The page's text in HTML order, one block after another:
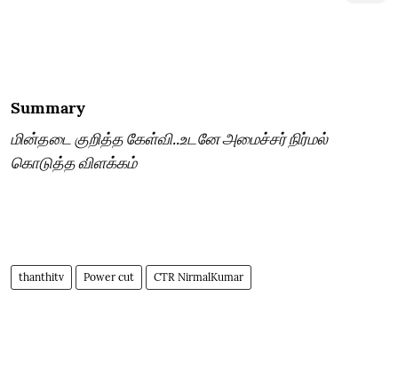
Summary
மின்தடை குறித்த கேள்வி..உடனே அமைச்சர் நிர்மல்
கொடுத்த விளக்கம்
thanthitv Power cut CTR NirmalKumar